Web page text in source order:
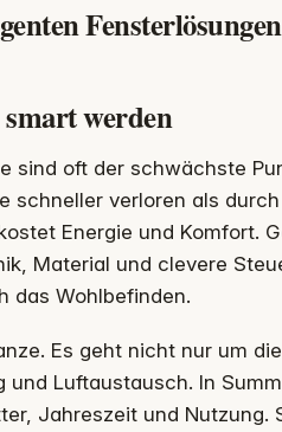
Fensterlösungen
werden
sind oft der schwächste
schneller verloren als
Energie und Komfort.
Material und clevere
das Wohlbefinden.
Es geht nicht nur um
und Luftaustausch. In
Jahreszeit und Nutzung.